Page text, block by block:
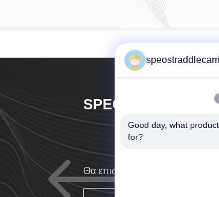
SPEO CO., LTD.
Θα επιστρέψουμε σε σας το
Good day, what
for?